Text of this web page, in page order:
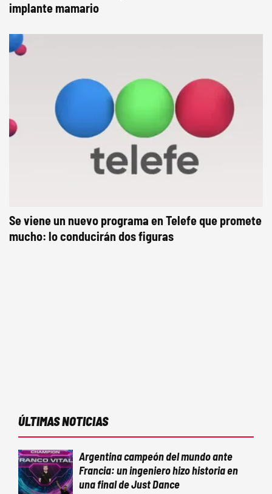
implante mamario
Se viene un nuevo programa en Telefe que promete
mucho: lo conducirán dos figuras
ÚLTIMAS NOTICIAS
Argentina campeón del mundo ante
Francia: un ingeniero hizo historia en
una final de Just Dance